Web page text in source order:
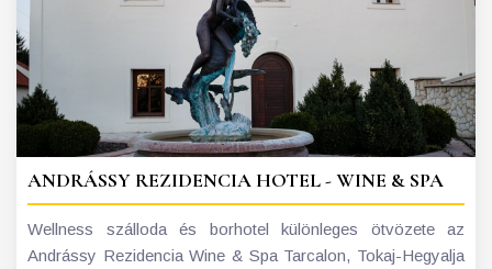
ANDRÁSSY REZIDENCIA HOTEL - WINE & SPA
Wellness szálloda és borhotel különleges ötvözete az
Andrássy Rezidencia Wine & Spa Tarcalon, Tokaj-Hegyalja